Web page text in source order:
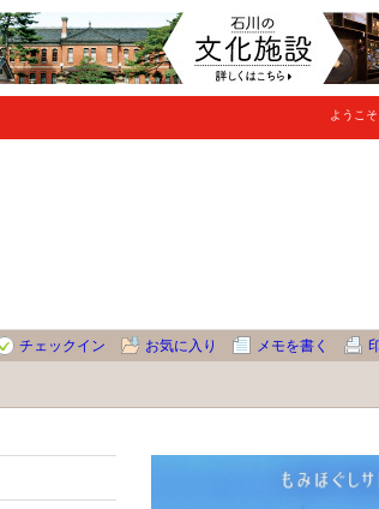
ようこそ
チェックイン お気に入り メモを書く